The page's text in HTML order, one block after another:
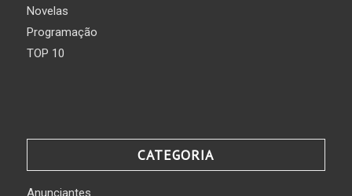
Novelas
Programação
TOP 10
CATEGORIA
Anunciantes